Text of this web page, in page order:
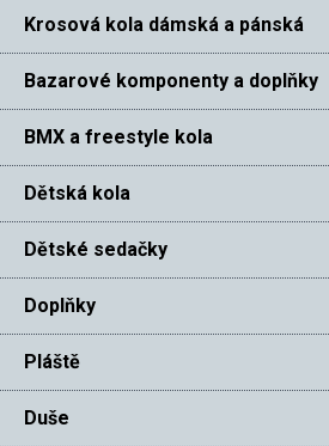
Krosová kola dámská a pánská
Bazarové komponenty a doplňky
BMX a freestyle kola
Dětská kola
Dětské sedačky
Doplňky
Pláště
Duše